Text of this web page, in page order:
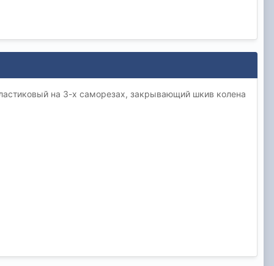
на 3-х саморезах, закрывающий шкив колена